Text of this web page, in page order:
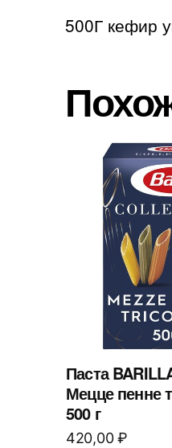
500Г кефир
Паста
Мецце пенне
500 г
420,00₽